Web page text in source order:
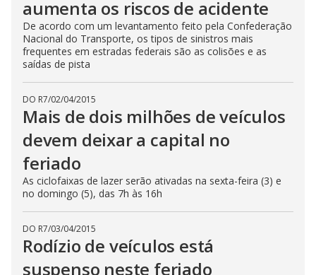
aumenta os riscos de acidente
De acordo com um levantamento feito pela Confederação
Nacional do Transporte, os tipos de sinistros mais
frequentes em estradas federais são as colisões e as
saídas de pista
DO R7/02/04/2015
Mais de dois milhões de veículos
devem deixar a capital no
feriado
As ciclofaixas de lazer serão ativadas na sexta-feira (3) e
no domingo (5), das 7h às 16h
DO R7/03/04/2015
Rodízio de veículos está
suspenso neste feriado